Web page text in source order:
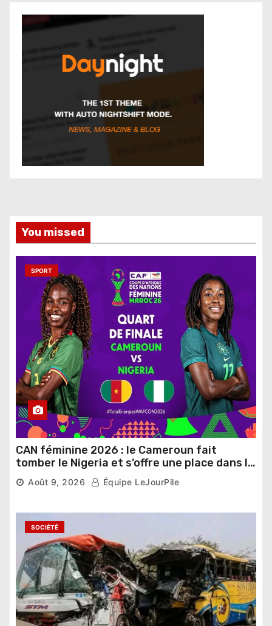
You missed
SPORT
CAN féminine 2026 : le Cameroun fait
tomber le Nigeria et s’offre une place dans le
dernier carré
Août 9, 2026 Équipe LeJourPile
SOCIÉTÉ